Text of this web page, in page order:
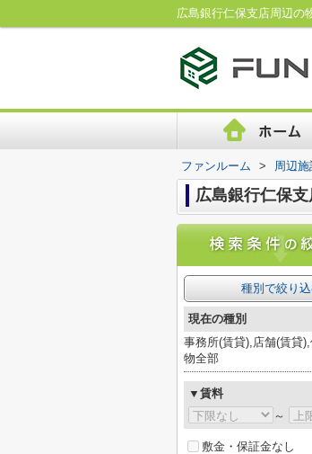
広島銀行仁保支店周辺の
ファンルーム > 周辺施
広島銀行仁保
種別で絞り
現在の種別
事務所(賃貸),店舗(賃貸
物全部
▼賃料
～
敷金・保証金なし